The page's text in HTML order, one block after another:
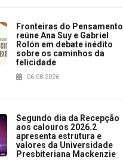
Fronteiras do Pensamento
reúne Ana Suy e Gabriel
Rolón em debate inédito
sobre os caminhos da
felicidade
06.08.2026
Segundo dia da Recepção
aos calouros 2026.2
apresenta estrutura e
valores da Universidade
Presbiteriana Mackenzie